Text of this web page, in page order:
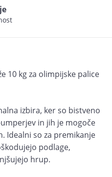
10 kg za olimpijske palice
izbira, ker so bistveno
in jih je mogoče
Idealni so za premikanje
podlage,
hrup.